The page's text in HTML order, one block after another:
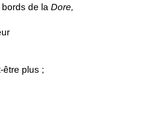
de la Dore,
plus ;